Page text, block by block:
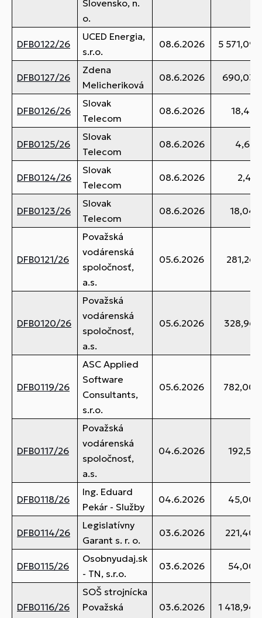
Slovensko, n.
o.
DFB0122/26
UCED Energia,
s.r.o.
08.6.2026 5 571,09
DFB0127/26
Zdena
Melicheriková
08.6.2026 690,03
DFB0126/26
Slovak
Telecom
08.6.2026 18,45
DFB0125/26
Slovak
Telecom
08.6.2026 4,67
DFB0124/26
Slovak
Telecom
08.6.2026 2,41
DFB0123/26
Slovak
Telecom
08.6.2026 18,04
DFB0121/26
Považská
vodárenská
spoločnosť,
a.s.
05.6.2026 281,26
DFB0120/26
Považská
vodárenská
spoločnosť,
a.s.
05.6.2026 328,96
DFB0119/26
ASC Applied
Software
Consultants,
s.r.o.
05.6.2026 782,00
DFB0117/26
Považská
vodárenská
spoločnosť,
a.s.
04.6.2026 192,51
DFB0118/26
Ing. Eduard
Pekár - Služby
04.6.2026 45,00
DFB0114/26
Legislatívny
Garant s. r. o.
03.6.2026 221,40
DFB0115/26
Osobnyudaj.sk
- TN, s.r.o.
03.6.2026 54,00
DFB0116/26
SOŠ strojnícka
Považská
03.6.2026 1 418,94